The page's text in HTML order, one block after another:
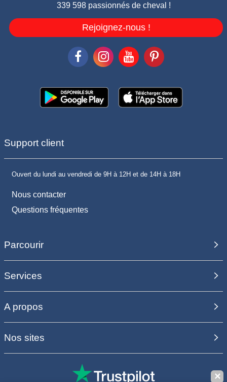
339 598 passionnés de cheval !
Rejoignez-nous !
Support client
Ouvert du lundi au vendredi de 9H à 12H et de 14H à 18H
Nous contacter
Questions fréquentes
Parcourir
Services
A propos
Nos sites
✕